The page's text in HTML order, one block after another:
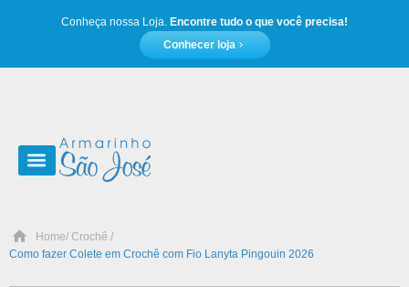
Conheça nossa Loja. Encontre tudo o que você precisa!
Conhecer loja
Home/ Crochê /
Como fazer Colete em Crochê com Fio Lanyta Pingouin 2026